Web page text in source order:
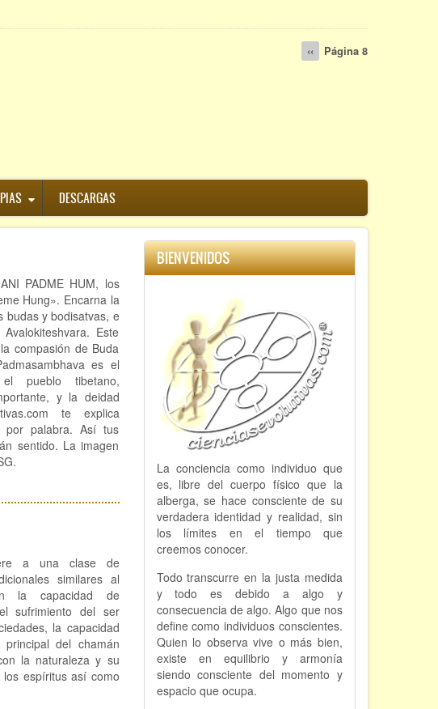
Página
anterior
‹‹ Página 8
DESCARGAS
PADME HUM, los
Hung». Encarna la
budas y bodisatvas, e
Este
compasión de Buda
es el
pueblo tibetano,
y la deidad
te explica
por palabra. Así tus
sentido. La imagen
a una clase de
similares al
la capacidad de
sufrimiento del ser
la capacidad
del chamán
la naturaleza y su
espíritus así como
BIENVENIDOS
La conciencia como individuo que
es, libre del cuerpo físico que la
alberga, se hace consciente de su
verdadera identidad y realidad, sin
los límites en el tiempo que
creemos conocer.
Todo transcurre en la justa medida
y todo es debido a algo y
consecuencia de algo. Algo que nos
define como individuos conscientes.
Quien lo observa vive o más bien,
existe en equilibrio y armonía
siendo consciente del momento y
espacio que ocupa.